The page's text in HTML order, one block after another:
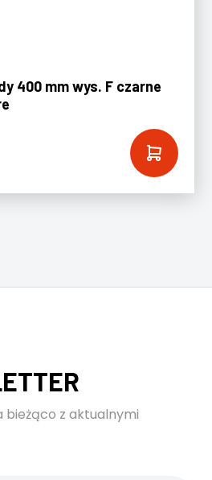
400 mm wys. F czarne
bieżąco z aktualnymi